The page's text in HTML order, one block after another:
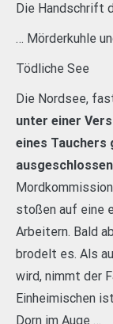
Die Handschrift
… Mörderkuhle
Tödliche See
Die Nordsee,
unter einer
eines Tauchers
stoßen auf eine
Arbeitern. Bald
brodelt es. Als
wird, nimmt der
Einheimischen
Dorn im Auge …